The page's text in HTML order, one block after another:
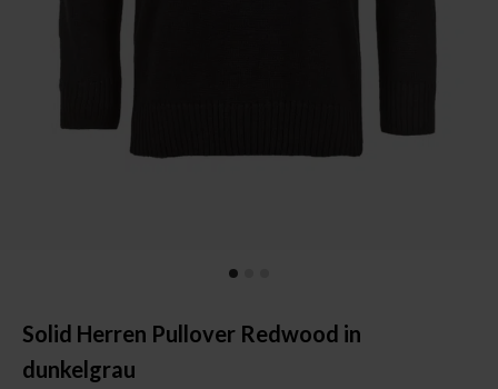
Solid Herren Pullover Redwood in
dunkelgrau